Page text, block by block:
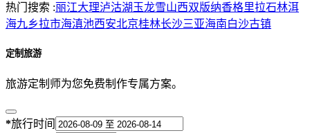
热门搜索 :丽江大理泸沽湖 玉龙雪山西双版纳香格里拉石林洱
海九乡拉市海滇池西安北京桂林长沙三亚海南白沙古镇
定制旅游
旅游定制师为您免费制作专属方案。
*旅行时间